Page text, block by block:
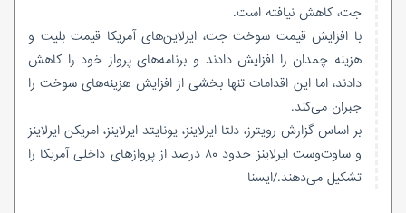
جت، کاهش نیافته است.
با افزایش قیمت سوخت جت، ایرلاین‌های آمریکا قیمت بلیت و
هزینه چمدان را افزایش دادند و برنامه‌های پرواز خود را کاهش
دادند، اما این اقدامات تنها بخشی از افزایش هزینه‌های سوخت را
جبران می‌کند.
بر اساس گزارش رویترز، دلتا ایرلاینز، یونایتد ایرلاینز، امریکن ایرلاینز
و ساوت‌وست ایرلاینز حدود ۸۰ درصد از پروازهای داخلی آمریکا را
تشکیل می‌دهند./ایسنا